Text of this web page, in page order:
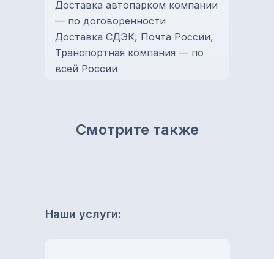
Доставка автопарком компании
— по договоренности
Доставка СДЭК, Почта России,
Транспортная компания — по
всей России
Смотрите также
Наши услуги: